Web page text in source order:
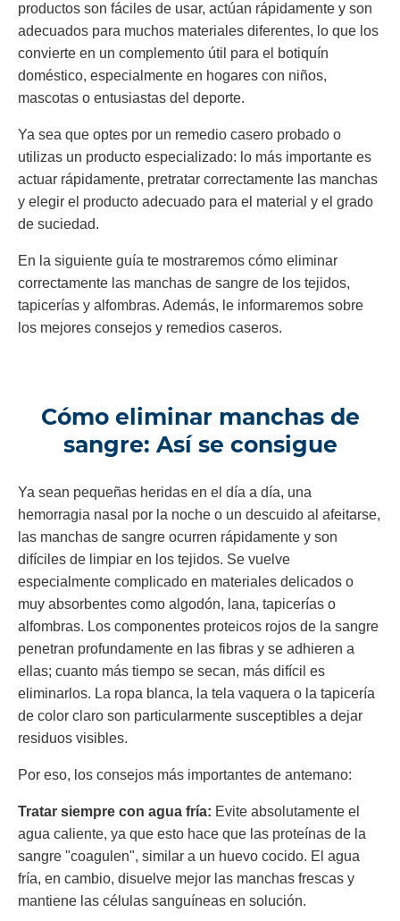
productos son fáciles de usar, actúan rápidamente y son
adecuados para muchos materiales diferentes, lo que los
convierte en un complemento útil para el botiquín
doméstico, especialmente en hogares con niños,
mascotas o entusiastas del deporte.
Ya sea que optes por un remedio casero probado o
utilizas un producto especializado: lo más importante es
actuar rápidamente, pretratar correctamente las manchas
y elegir el producto adecuado para el material y el grado
de suciedad.
En la siguiente guía te mostraremos cómo eliminar
correctamente las manchas de sangre de los tejidos,
tapicerías y alfombras. Además, le informaremos sobre
los mejores consejos y remedios caseros.
Cómo eliminar manchas de
sangre: Así se consigue
Ya sean pequeñas heridas en el día a día, una
hemorragia nasal por la noche o un descuido al afeitarse,
las manchas de sangre ocurren rápidamente y son
difíciles de limpiar en los tejidos. Se vuelve
especialmente complicado en materiales delicados o
muy absorbentes como algodón, lana, tapicerías o
alfombras. Los componentes proteicos rojos de la sangre
penetran profundamente en las fibras y se adhieren a
ellas; cuanto más tiempo se secan, más difícil es
eliminarlos. La ropa blanca, la tela vaquera o la tapicería
de color claro son particularmente susceptibles a dejar
residuos visibles.
Por eso, los consejos más importantes de antemano:
Tratar siempre con agua fría: Evite absolutamente el
agua caliente, ya que esto hace que las proteínas de la
sangre "coagulen", similar a un huevo cocido. El agua
fría, en cambio, disuelve mejor las manchas frescas y
mantiene las células sanguíneas en solución.